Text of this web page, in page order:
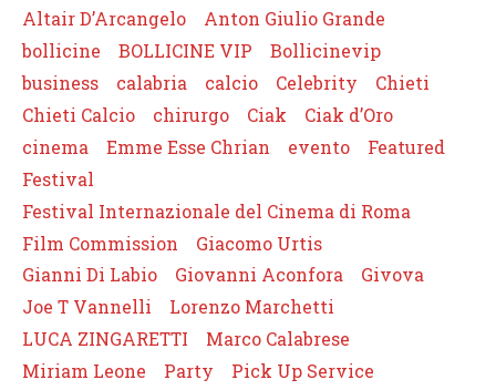
Altair D’Arcangelo
Anton Giulio Grande
bollicine
BOLLICINE VIP
Bollicinevip
business
calabria calcio Celebrity
Chieti
Chieti Calcio
chirurgo Ciak
Ciak d’Oro
cinema
Emme Esse Chrian evento
Featured
Festival
Festival Internazionale del Cinema di Roma
Film Commission
Giacomo Urtis
Gianni Di Labio
Giovanni Aconfora
Givova
Joe T Vannelli
Lorenzo Marchetti
LUCA ZINGARETTI
Marco Calabrese
Miriam Leone
Party
Pick Up Service